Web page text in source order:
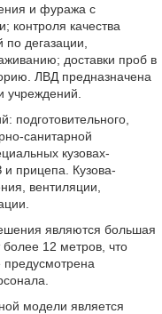
и фуража с
контроля качества
дегазации,
доставки проб в
ЛВД предназначена
учреждений.
подготовительного,
санитарной
кузовах-
прицепа. Кузова-
вентиляции,
являются большая
более 12 метров, что
предусмотрена
модели является